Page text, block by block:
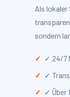
Als
sondern
✓ 24/7
✓
✓ Über